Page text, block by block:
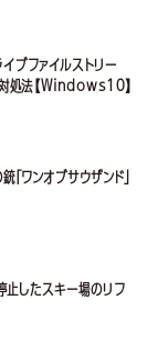
ファイルストリー
対処法【Windows10】
ワンオブサウザンド」
止したスキー場のリフ